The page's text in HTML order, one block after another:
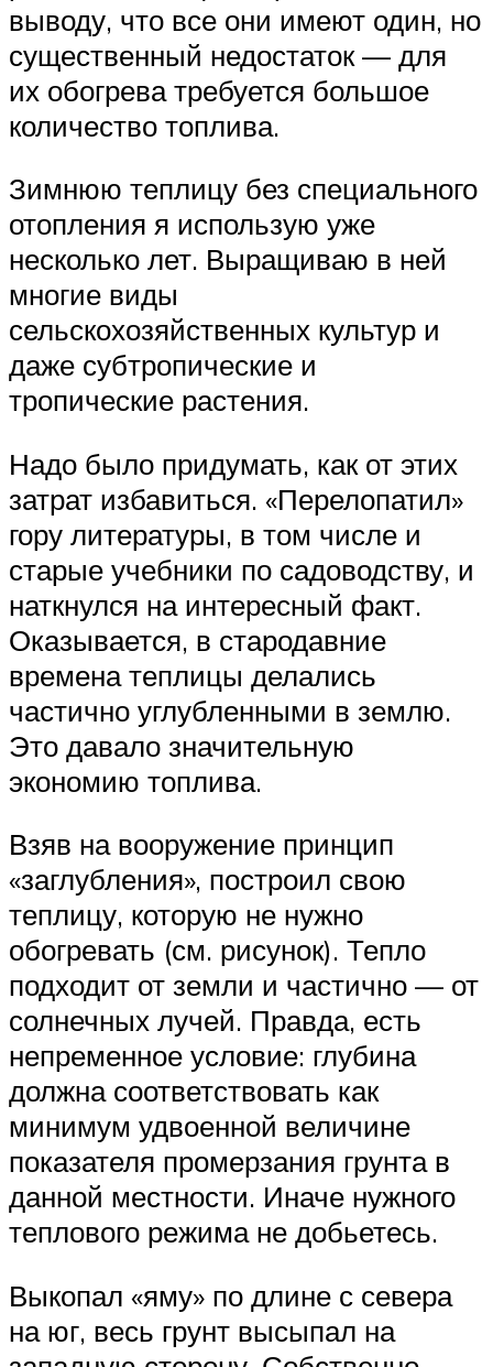
выводу, что все они имеют один, но
существенный недостаток — для
их обогрева требуется большое
количество топлива.
Зимнюю теплицу без специального
отопления я использую уже
несколько лет. Выращиваю в ней
многие виды
сельскохозяйственных культур и
даже субтропические и
тропические растения.
Надо было придумать, как от этих
затрат избавиться. «Перелопатил»
гору литературы, в том числе и
старые учебники по садоводству, и
наткнулся на интересный факт.
Оказывается, в стародавние
времена теплицы делались
частично углубленными в землю.
Это давало значительную
экономию топлива.
Взяв на вооружение принцип
«заглубления», построил свою
теплицу, которую не нужно
обогревать (см. рисунок). Тепло
подходит от земли и частично — от
солнечных лучей. Правда, есть
непременное условие: глубина
должна соответствовать как
минимум удвоенной величине
показателя промерзания грунта в
данной местности. Иначе нужного
теплового режима не добьетесь.
Выкопал «яму» по длине с севера
на юг, весь грунт высыпал на